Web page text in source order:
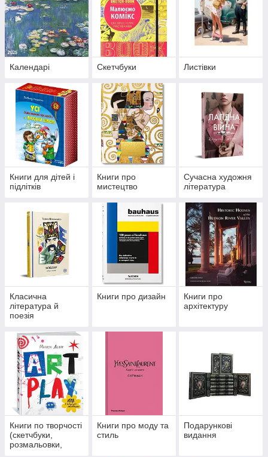
Календарі Скетчбуки Листівки
Книги для дітей і
підлітків
Книги про
мистецтво
Сучасна художня
література
Класична
література й
поезія
Книги про дизайн
Книги про
архітектуру
Книги по творчості
(скетчбуки,
розмальовки,
Книги про моду та
стиль
Подарункові
видання